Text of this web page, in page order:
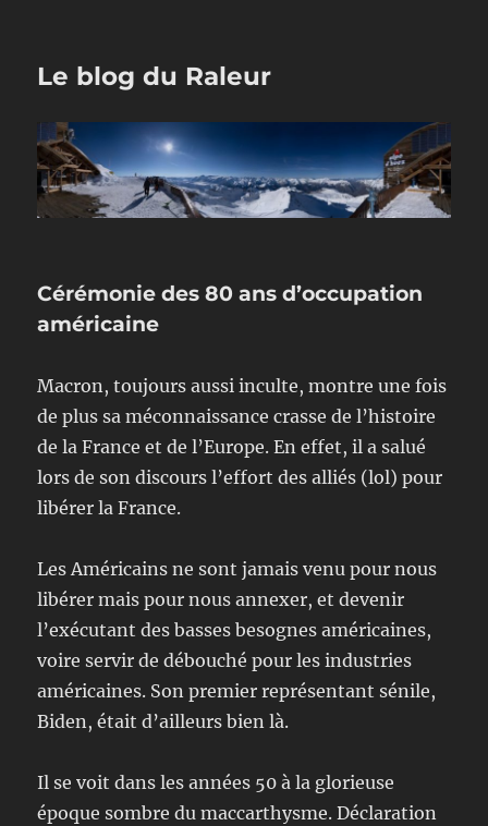
Le blog du Raleur
Cérémonie des 80 ans d’occupation
américaine
Macron, toujours aussi inculte, montre une fois
de plus sa méconnaissance crasse de l’histoire
de la France et de l’Europe. En effet, il a salué
lors de son discours l’effort des alliés (lol) pour
libérer la France.
Les Américains ne sont jamais venu pour nous
libérer mais pour nous annexer, et devenir
l’exécutant des basses besognes américaines,
voire servir de débouché pour les industries
américaines. Son premier représentant sénile,
Biden, était d’ailleurs bien là.
Il se voit dans les années 50 à la glorieuse
époque sombre du maccarthysme. Déclaration